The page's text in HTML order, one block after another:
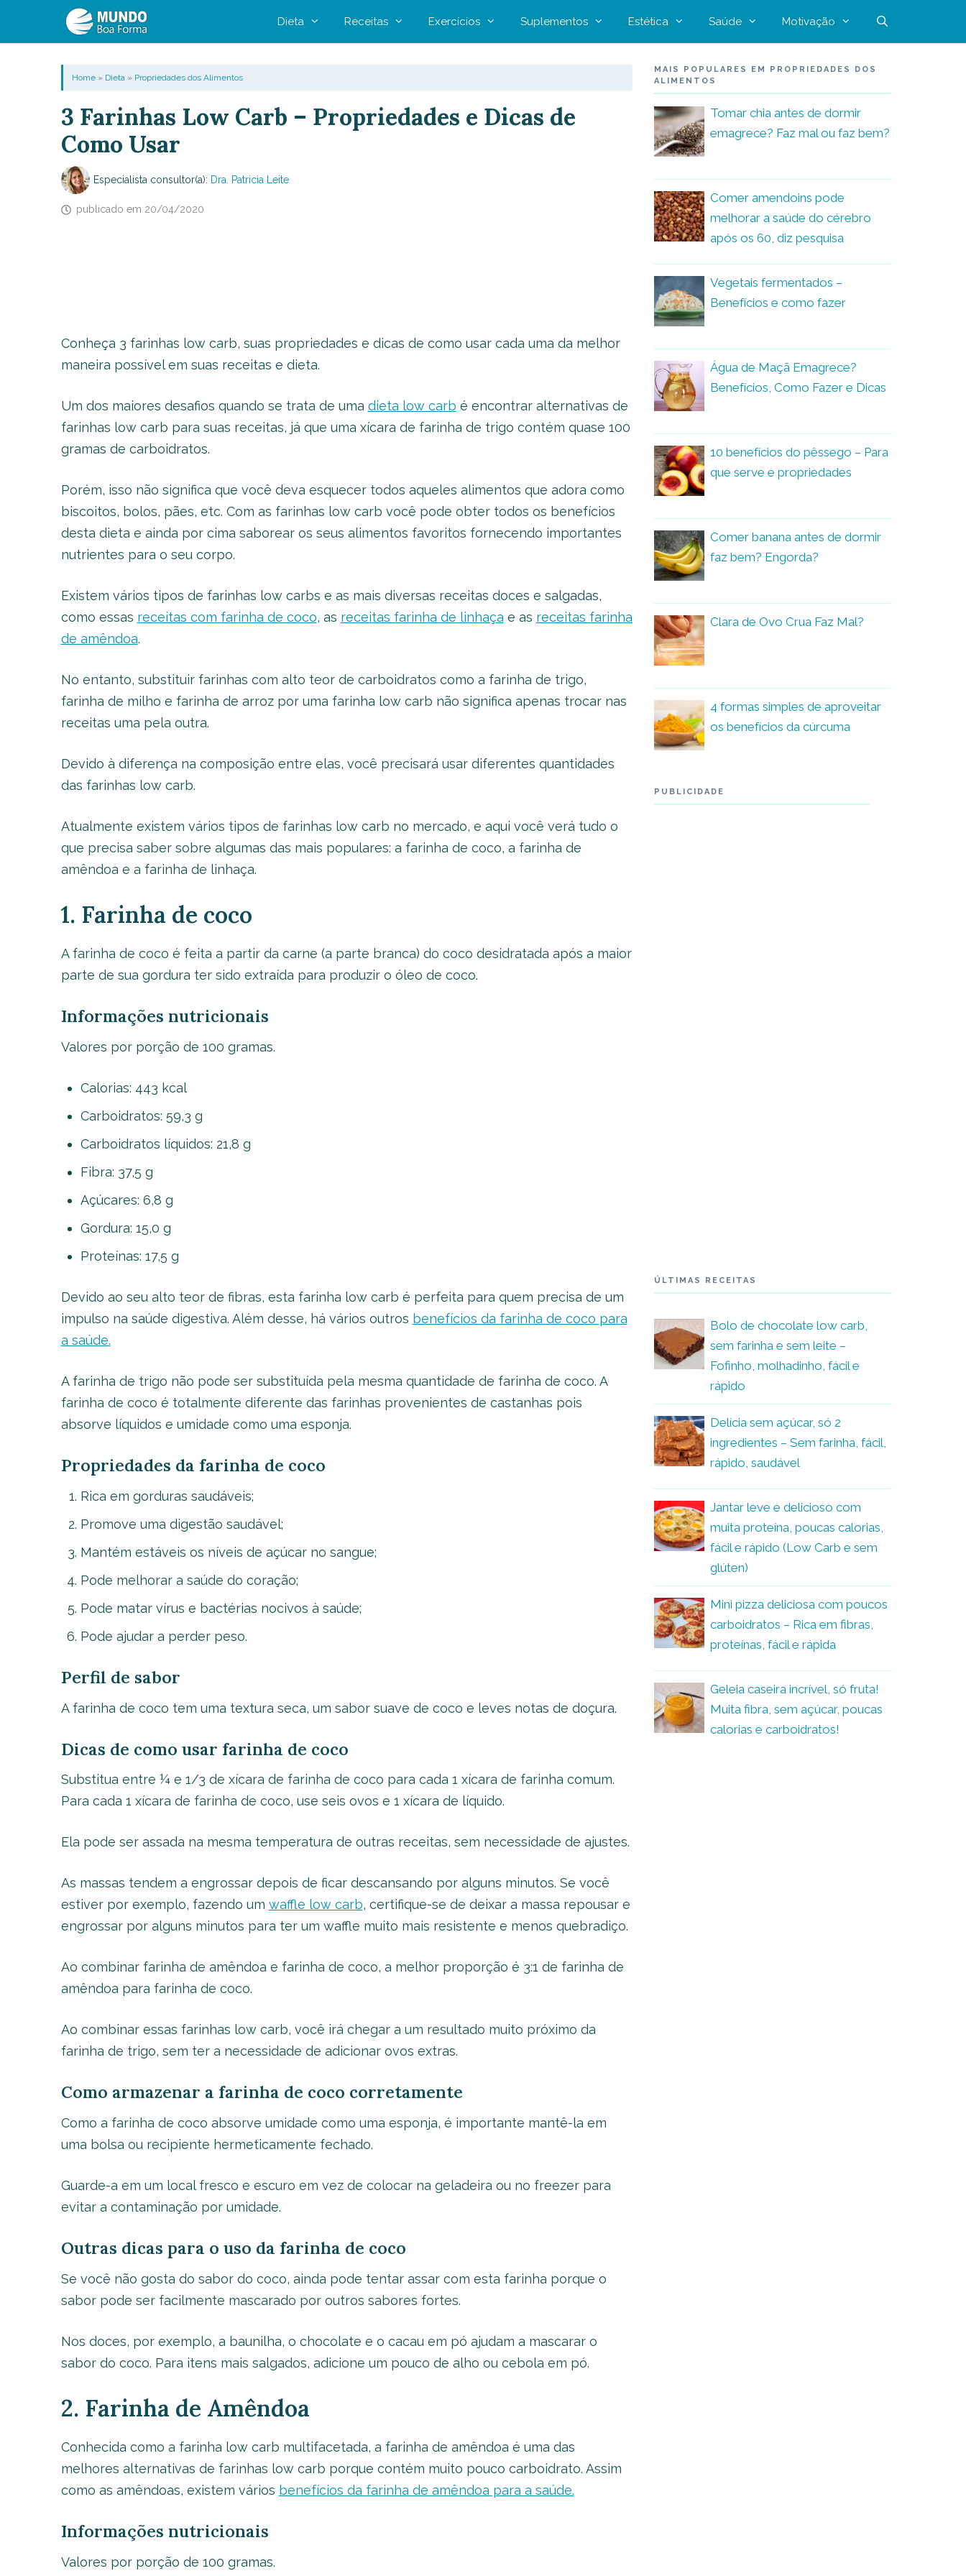
Dieta Receitas Exercícios Suplementos Estética Saúde Motivação
Home» Dieta» Propriedades dos Alimentos
3 Farinhas Low Carb – Propriedades e Dicas de
Como Usar
Especialista consultor(a): Dra. Patricia Leite
publicado em 20/04/2020
Conheça 3 farinhas low carb, suas propriedades e dicas de como usar cada uma da melhor
maneira possível em suas receitas e dieta.
Um dos maiores desafios quando se trata de uma dieta low carb é encontrar alternativas de
farinhas low carb para suas receitas, já que uma xícara de farinha de trigo contém quase 100
gramas de carboidratos.
Porém, isso não significa que você deva esquecer todos aqueles alimentos que adora como
biscoitos, bolos, pães, etc. Com as farinhas low carb você pode obter todos os benefícios
desta dieta e ainda por cima saborear os seus alimentos favoritos fornecendo importantes
nutrientes para o seu corpo.
Existem vários tipos de farinhas low carbs e as mais diversas receitas doces e salgadas,
como essas receitas com farinha de coco, as receitas farinha de linhaça e as receitas farinha
de amêndoa.
No entanto, substituir farinhas com alto teor de carboidratos como a farinha de trigo,
farinha de milho e farinha de arroz por uma farinha low carb não significa apenas trocar nas
receitas uma pela outra.
Devido à diferença na composição entre elas, você precisará usar diferentes quantidades
das farinhas low carb.
Atualmente existem vários tipos de farinhas low carb no mercado, e aqui você verá tudo o
que precisa saber sobre algumas das mais populares: a farinha de coco, a farinha de
amêndoa e a farinha de linhaça.
1. Farinha de coco
A farinha de coco é feita a partir da carne (a parte branca) do coco desidratada após a maior
parte de sua gordura ter sido extraída para produzir o óleo de coco.
Informações nutricionais
Valores por porção de 100 gramas.
Calorias: 443 kcal
Carboidratos: 59,3 g
Carboidratos líquidos: 21,8 g
Fibra: 37,5 g
Açúcares: 6,8 g
Gordura: 15,0 g
Proteínas: 17,5 g
Devido ao seu alto teor de fibras, esta farinha low carb é perfeita para quem precisa de um
impulso na saúde digestiva. Além desse, há vários outros benefícios da farinha de coco para
a saúde.
A farinha de trigo não pode ser substituída pela mesma quantidade de farinha de coco. A
farinha de coco é totalmente diferente das farinhas provenientes de castanhas pois
absorve líquidos e umidade como uma esponja.
Propriedades da farinha de coco
Rica em gorduras saudáveis;
Promove uma digestão saudável;
Mantém estáveis os níveis de açúcar no sangue;
Pode melhorar a saúde do coração;
Pode matar vírus e bactérias nocivos à saúde;
Pode ajudar a perder peso.
Perfil de sabor
A farinha de coco tem uma textura seca, um sabor suave de coco e leves notas de doçura.
Dicas de como usar farinha de coco
Substitua entre ¼ e 1/3 de xícara de farinha de coco para cada 1 xícara de farinha comum.
Para cada 1 xícara de farinha de coco, use seis ovos e 1 xícara de líquido.
Ela pode ser assada na mesma temperatura de outras receitas, sem necessidade de ajustes.
As massas tendem a engrossar depois de ficar descansando por alguns minutos. Se você
estiver por exemplo, fazendo um waffle low carb, certifique-se de deixar a massa repousar e
engrossar por alguns minutos para ter um waffle muito mais resistente e menos quebradiço.
Ao combinar farinha de amêndoa e farinha de coco, a melhor proporção é 3:1 de farinha de
amêndoa para farinha de coco.
Ao combinar essas farinhas low carb, você irá chegar a um resultado muito próximo da
farinha de trigo, sem ter a necessidade de adicionar ovos extras.
Como armazenar a farinha de coco corretamente
Como a farinha de coco absorve umidade como uma esponja, é importante mantê-la em
uma bolsa ou recipiente hermeticamente fechado.
Guarde-a em um local fresco e escuro em vez de colocar na geladeira ou no freezer para
evitar a contaminação por umidade.
Outras dicas para o uso da farinha de coco
Se você não gosta do sabor do coco, ainda pode tentar assar com esta farinha porque o
sabor pode ser facilmente mascarado por outros sabores fortes.
Nos doces, por exemplo, a baunilha, o chocolate e o cacau em pó ajudam a mascarar o
sabor do coco. Para itens mais salgados, adicione um pouco de alho ou cebola em pó.
2. Farinha de Amêndoa
Conhecida como a farinha low carb multifacetada, a farinha de amêndoa é uma das
melhores alternativas de farinhas low carb porque contém muito pouco carboidrato. Assim
como as amêndoas, existem vários benefícios da farinha de amêndoa para a saúde.
Informações nutricionais
Valores por porção de 100 gramas.
MAIS POPULARES EM PROPRIEDADES DOS
ALIMENTOS
Tomar chia antes de dormir
emagrece? Faz mal ou faz bem?
Comer amendoins pode
melhorar a saúde do cérebro
após os 60, diz pesquisa
Vegetais fermentados –
Benefícios e como fazer
Água de Maçã Emagrece?
Benefícios, Como Fazer e Dicas
10 benefícios do pêssego – Para
que serve e propriedades
Comer banana antes de dormir
faz bem? Engorda?
Clara de Ovo Crua Faz Mal?
4 formas simples de aproveitar
os benefícios da cúrcuma
PUBLICIDADE
ÚLTIMAS RECEITAS
Bolo de chocolate low carb,
sem farinha e sem leite –
Fofinho, molhadinho, fácil e
rápido
Delícia sem açúcar, só 2
ingredientes – Sem farinha, fácil,
rápido, saudável
Jantar leve e delicioso com
muita proteína, poucas calorias,
fácil e rápido (Low Carb e sem
glúten)
Mini pizza deliciosa com poucos
carboidratos – Rica em fibras,
proteínas, fácil e rápida
Geleia caseira incrível, só fruta!
Muita fibra, sem açúcar, poucas
calorias e carboidratos!